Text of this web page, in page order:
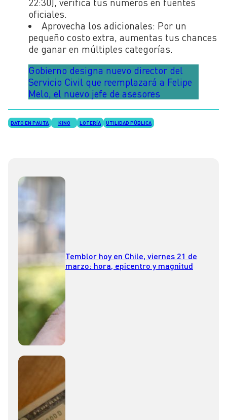
oficiales.
Aprovecha los adicionales: Por un
pequeño costo extra, aumentas tus chances
de ganar en múltiples categorías.
Gobierno designa nuevo director del
Servicio Civil que reemplazará a Felipe
Melo, el nuevo jefe de asesores
DATO EN PAUTA KINO LOTERÍA UTILIDAD PÚBLICA
Temblor hoy en Chile, viernes 21 de
marzo: hora, epicentro y magnitud